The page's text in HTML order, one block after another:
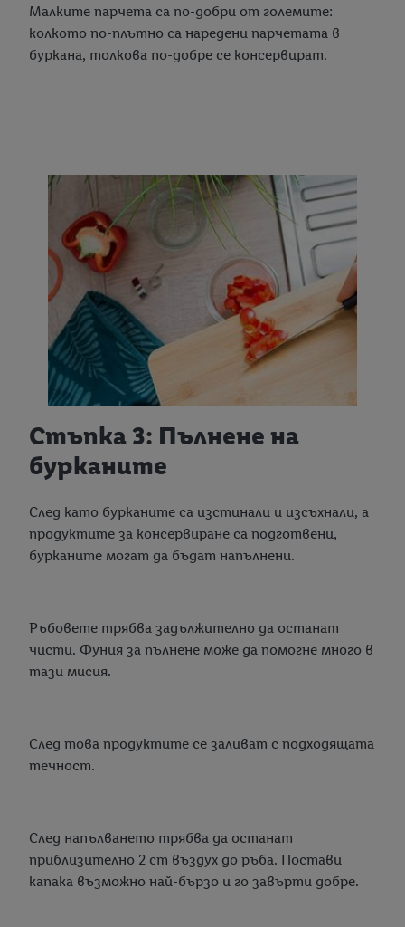
Малките парчета са по-добри от големите:
колкото по-плътно са наредени парчетата в
буркана, толкова по-добре се консервират.
Стъпка 3: Пълнене на
бурканите
След като бурканите са изстинали и изсъхнали, а
продуктите за консервиране са подготвени,
бурканите могат да бъдат напълнени.
Ръбовете трябва задължително да останат
чисти. Фуния за пълнене може да помогне много в
тази мисия.
След това продуктите се заливат с подходящата
течност.
След напълването трябва да останат
приблизително 2 cm въздух до ръба. Постави
капака възможно най-бързо и го завърти добре.